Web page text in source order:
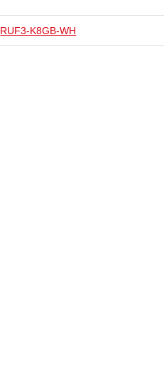
RUF3-K8GB-WH